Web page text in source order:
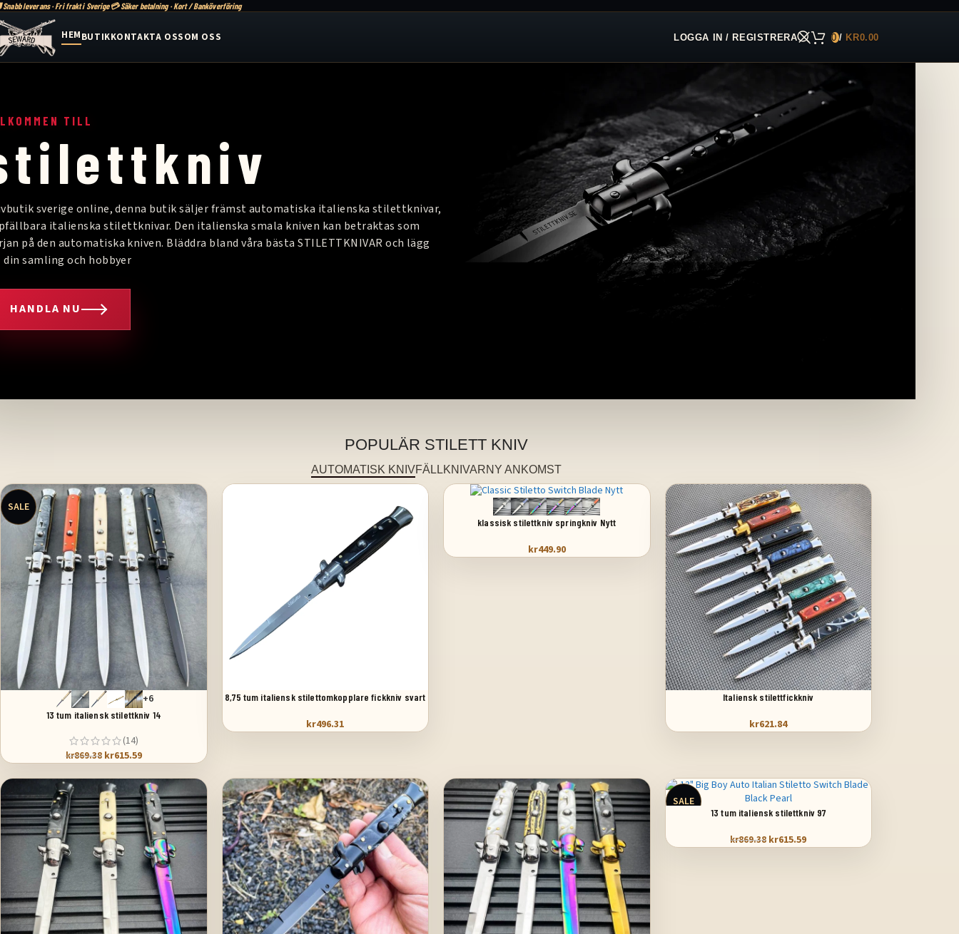
Snabb leverans · Fri frakt i Sverige💳 Säker betalning · Kort / Banköverföring
HEMBUTIKKONTAKTA OSSOM OSS LOGGA IN / REGISTRERA 0/ KR0.00
TILL
sverige online, denna butik säljer främst automatiska italienska stilettknivar,
italienska stilettknivar. Den italienska smala kniven kan betraktas som
på den automatiska kniven. Bläddra bland våra bästa STILETTKNIVAR och lägg
samling och hobbyer
HANDLA NU
POPULÄR STILETT KNIV
AUTOMATISK KNIVFÄLLKNIVARNY ANKOMST
SALE
VÄLJ ALTERNATIV +6
13 tum italiensk stilettkniv 14
(14)
kr869.38 kr615.59
LÄGG TILL I VARUKORG
8,75 tum italiensk stilettomkopplare fickkniv svart
kr496.31
VÄLJ ALTERNATIV
klassisk stilettkniv springkniv Nytt
kr449.90
VÄLJ ALTERNATIVItaliensk stilettfickkniv
kr621.84
SALE
VÄLJ ALTERNATIV13 tum italiensk stilettkniv 97
kr869.38 kr615.59